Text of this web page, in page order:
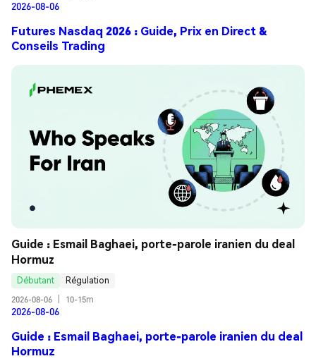
2026-08-06
Futures Nasdaq 2026 : Guide, Prix en Direct &
Conseils Trading
Guide : Esmail Baghaei, porte-parole iranien du deal
Hormuz
Débutant
Régulation
2026-08-06
10-15m
2026-08-06
Guide : Esmail Baghaei, porte-parole iranien du deal
Hormuz